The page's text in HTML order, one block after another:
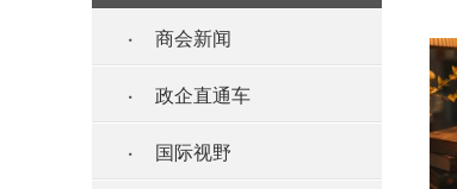
· 商会新闻
· 政企直通车
· 国际视野